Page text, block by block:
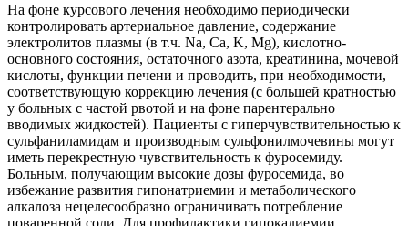
На фоне курсового лечения необходимо периодически
контролировать артериальное давление, содержание
электролитов плазмы (в т.ч. Na, Ca, K, Mg), кислотно-
основного состояния, остаточного азота, креатинина, мочевой
кислоты, функции печени и проводить, при необходимости,
соответствующую коррекцию лечения (с большей кратностью
у больных с частой рвотой и на фоне парентерально
вводимых жидкостей). Пациенты с гиперчувствительностью к
сульфаниламидам и производным сульфонилмочевины могут
иметь перекрестную чувствительность к фуросемиду.
Больным, получающим высокие дозы фуросемида, во
избежание развития гипонатриемии и метаболического
алкалоза нецелесообразно ограничивать потребление
поваренной соли. Для профилактики гипокалиемии